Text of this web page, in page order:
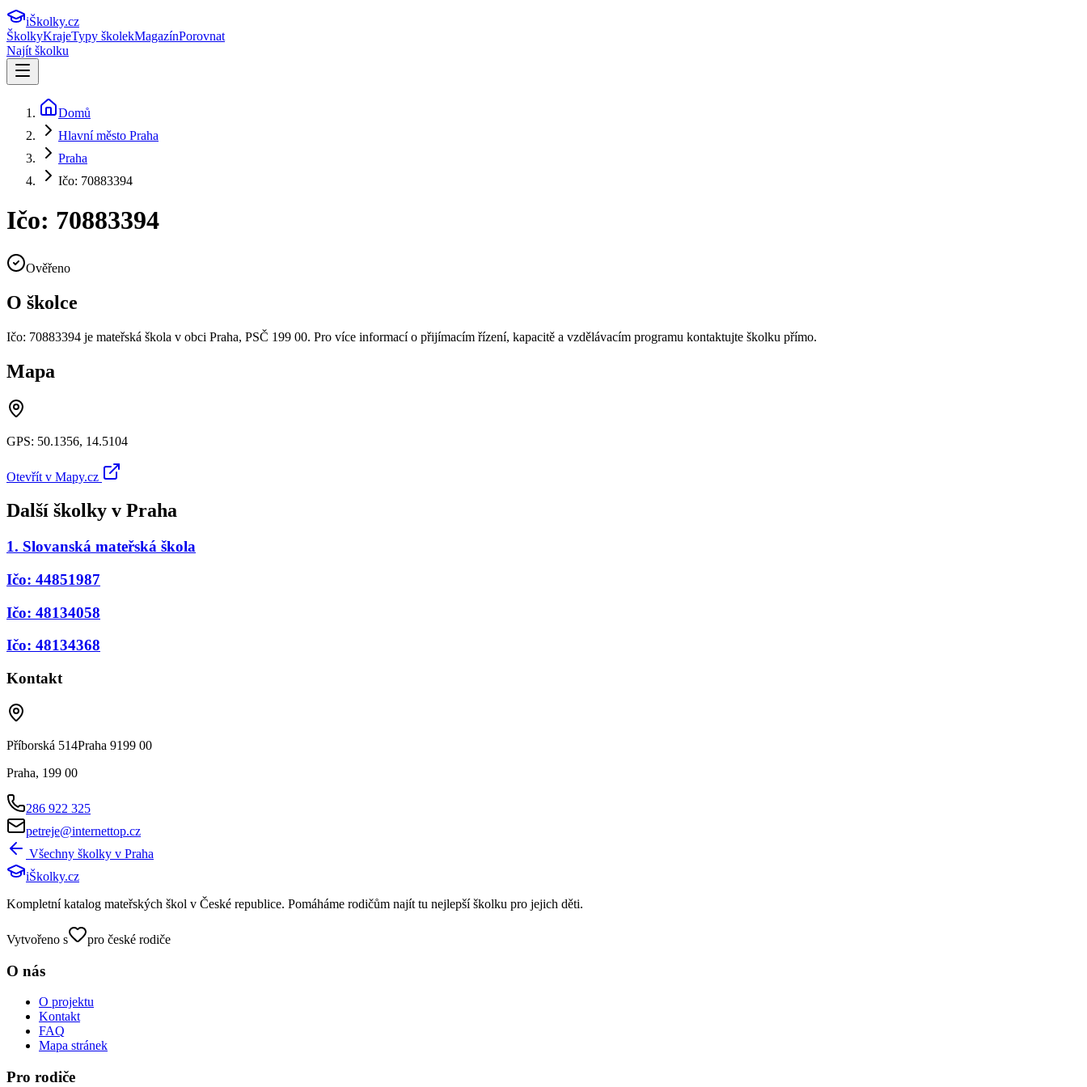
iŠkolky.cz
ŠkolkyKrajeTypy školekMagazínPorovnat
Najít školku
Domů
Hlavní město Praha
Praha
Ičo: 70883394
Ičo: 70883394
Ověřeno
O školce
Ičo: 70883394 je mateřská škola v obci Praha, PSČ 199 00. Pro více informací o přijímacím řízení, kapacitě a vzdělávacím programu kontaktujte školku přímo.
Mapa
GPS: 50.1356, 14.5104
Otevřít v Mapy.cz
Další školky v Praha
1. Slovanská mateřská škola
Ičo: 44851987
Ičo: 48134058
Ičo: 48134368
Kontakt
Příborská 514Praha 9199 00
Praha, 199 00
286 922 325
petreje@internettop.cz
Všechny školky v Praha
iŠkolky.cz
Kompletní katalog mateřských škol v České republice. Pomáháme rodičům najít tu nejlepší školku pro jejich děti.
Vytvořeno s pro české rodiče
O nás
O projektu
Kontakt
FAQ
Mapa stránek
Pro rodiče